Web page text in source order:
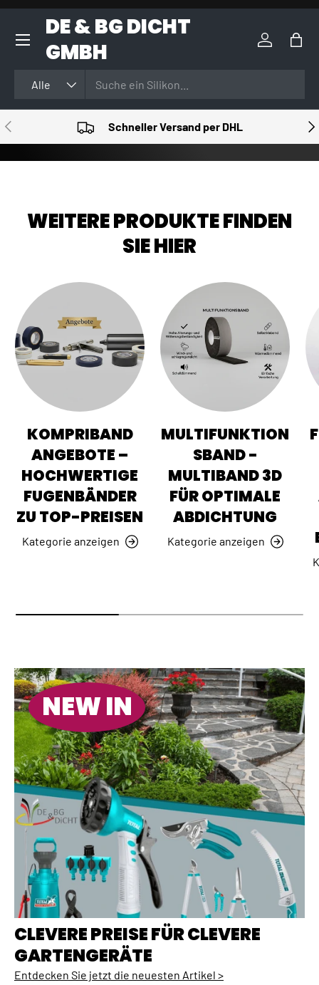
DIREKT ZUM INHALT
DE & BG DICHT
GMBH
Alle
Einloggen
VORHERIGE Schneller Versand per DHL
WEITERE PRODUKTE FINDEN
SIE HIER
KOMPRIBAND
ANGEBOTE –
HOCHWERTIGE
FUGENBÄNDER
ZU TOP-PREISEN
Kategorie anzeigen
MULTIFUNKTION
SBAND -
MULTIBAND 3D
FÜR OPTIMALE
ABDICHTUNG
Kategorie anzeigen
NEW IN
CLEVERE PREISE FÜR CLEVERE
GARTENGERÄTE
Entdecken Sie jetzt die neuesten Artikel >